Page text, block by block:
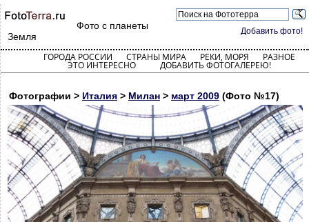
Добавить фото!
Фото с планеты
Земля
ГОРОДА РОССИИ СТРАНЫ МИРА РЕКИ, МОРЯ РАЗНОЕ
ЭТО ИНТЕРЕСНО ДОБАВИТЬ ФОТОГАЛЕРЕЮ!
Фотографии > Италия > Милан > март 2009 (Фото №17)